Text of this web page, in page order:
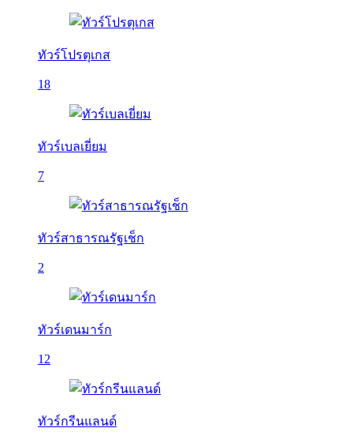
ทัวร์โปรตุเกส
18
ทัวร์เบลเยี่ยม
7
ทัวร์สาธารณรัฐเช็ก
2
ทัวร์เดนมาร์ก
12
ทัวร์กรีนแลนด์